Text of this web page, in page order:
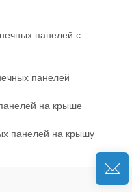
панелей с
панелей
на крыше
панелей на крышу